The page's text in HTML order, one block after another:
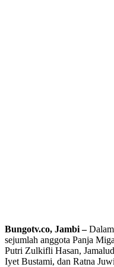
Bungotv.co, Jambi –Dalam
sejumlah anggota Panja
Putri Zulkifli Hasan,
Iyet Bustami, dan Ratna